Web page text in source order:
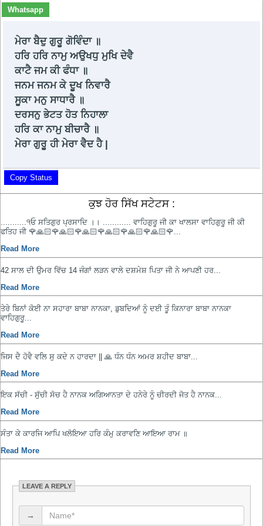
Whatsapp
ਮੇਰਾ ਬੈਦੁ ਗੁਰੂ ਗੋਵਿੰਦਾ ॥
ਹਰਿ ਹਰਿ ਨਾਮੁ ਅਉਖਧੁ ਮੁਖਿ ਦੇਵੈ
ਕਾਟੈ ਜਮ ਕੀ ਫੰਧਾ ॥
ਜਨਮ ਜਨਮ ਕੇ ਦੂਖ ਨਿਵਾਰੈ
ਸੂਕਾ ਮਨੁ ਸਾਧਾਰੈ ॥
ਦਰਸਨੁ ਭੇਟਤ ਹੋਤ ਨਿਹਾਲਾ
ਹਰਿ ਕਾ ਨਾਮੁ ਬੀਚਾਰੈ ॥
ਮੇਰਾ ਗੁਰੂ ਹੀ ਮੇਰਾ ਵੈਦ ਹੈ |
Copy Status
ਕੁਝ ਹੋਰ ਸਿੱਖ ਸਟੇਟਸ :
...........੧ਓ ਸਤਿਗੁਰ ਪ੍ਰਸਾਦਿ ।। ............ ਵਾਹਿਗੁਰੂ ਜੀ ਕਾ ਖਾਲਸਾ ਵਾਹਿਗੁਰੂ ਜੀ ਕੀ
ਫਤਿਹ ਜੀ 🌹🙏🏻🌹🙏🏻🌹🙏🏻🌹🙏🏻🌹🙏🏻🌹🙏🏻🌹...
Read More
42 ਸਾਲ ਦੀ ਉਮਰ ਵਿੱਚ 14 ਜੰਗਾਂ ਲੜਨ ਵਾਲੇ ਦਸ਼ਮੇਸ਼ ਪਿਤਾ ਜੀ ਨੇ ਆਪਣੀ ਹਰ...
Read More
ਤੇਰੇ ਬਿਨਾਂ ਕੋਈ ਨਾ ਸਹਾਰਾ ਬਾਬਾ ਨਾਨਕਾ, ਡੁਬਦਿਆਂ ਨੂੰ ਦਈ ਤੂੰ ਕਿਨਾਰਾ ਬਾਬਾ ਨਾਨਕਾ
ਵਾਹਿਗੁਰੂ...
Read More
ਜਿਸ ਦੈ ਹੋਵੈ ਵਲਿ ਸੁ ਕਦੇ ਨ ਹਾਰਦਾ || 🙏 ਧੰਨ ਧੰਨ ਅਮਰ ਸ਼ਹੀਦ ਬਾਬਾ...
Read More
ਇਕ ਸੱਚੀ - ਸੁੱਚੀ ਸੋਚ ਹੈ ਨਾਨਕ ਅਗਿਆਨਤਾ ਦੇ ਹਨੇਰੇ ਨੂੰ ਚੀਰਦੀ ਜੋਤ ਹੈ ਨਾਨਕ...
Read More
ਸੰਤਾ ਕੇ ਕਾਰਜਿ ਆਪਿ ਖਲੋਇਆ ਹਰਿ ਕੰਮੁ ਕਰਾਵਣਿ ਆਇਆ ਰਾਮ ॥
Read More
LEAVE A REPLY
→